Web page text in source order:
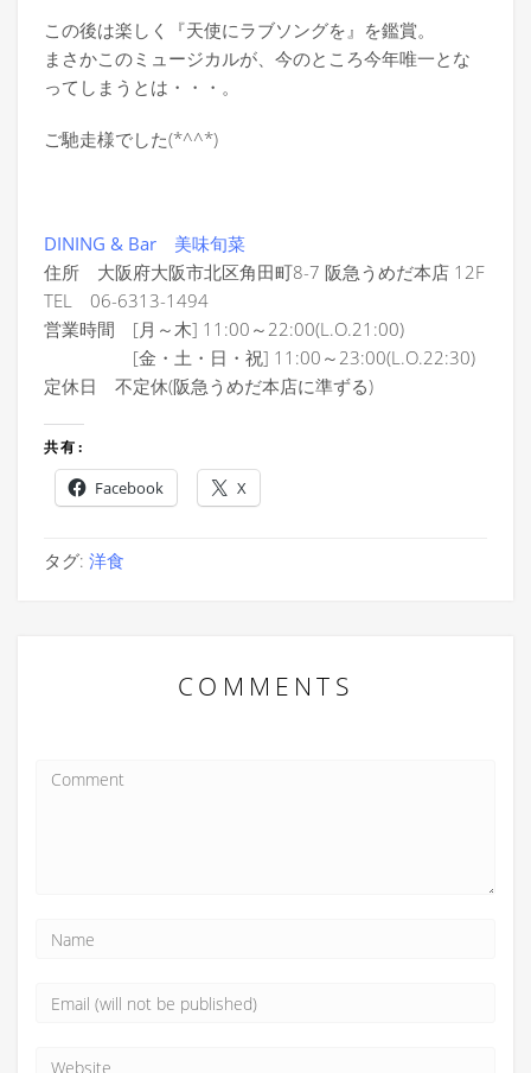
この後は楽しく『天使にラブソングを』を鑑賞。
まさかこのミュージカルが、今のところ今年唯一とな
ってしまうとは・・・。
ご馳走様でした(*^^*)
DINING & Bar 美味旬菜
住所 大阪府大阪市北区角田町8-7 阪急うめだ本店 12F
TEL 06-6313-1494
営業時間 [月～木] 11:00～22:00(L.O.21:00)
[金・土・日・祝] 11:00～23:00(L.O.22:30)
定休日 不定休(阪急うめだ本店に準ずる)
共有:
Facebook X
タグ: 洋食
COMMENTS